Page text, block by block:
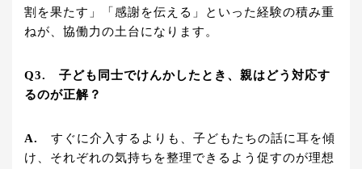
割を果たす」「感謝を伝える」といった経験の積み重
ねが、協働力の土台になります。
Q3. 子ども同士でけんかしたとき、親はどう対応す
るのが正解？
A.
すぐに介入するよりも、子どもたちの話に耳を傾
け、それぞれの気持ちを整理できるよう促すのが理想